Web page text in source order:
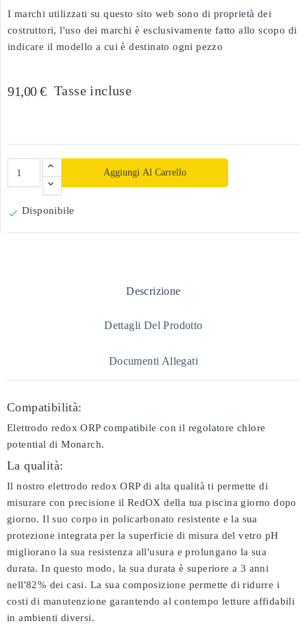
I marchi utilizzati su questo sito web sono di proprietà dei
costruttori, l'uso dei marchi è esclusivamente fatto allo scopo di
indicare il modello a cui è destinato ogni pezzo
91,00 € Tasse incluse
Aggiungi Al Carrello
 Disponibile
Descrizione
Dettagli Del Prodotto
Documenti Allegati
Compatibilità:
Elettrodo redox ORP compatibile con il regolatore chlore
potential di Monarch.
La qualità:
Il nostro elettrodo redox ORP di alta qualità ti permette di
misurare con precisione il RedOX della tua piscina giorno dopo
giorno. Il suo corpo in policarbonato resistente e la sua
protezione integrata per la superficie di misura del vetro pH
migliorano la sua resistenza all'usura e prolungano la sua
durata. In questo modo, la sua durata è superiore a 3 anni
nell'82% dei casi. La sua composizione permette di ridurre i
costi di manutenzione garantendo al contempo letture affidabili
in ambienti diversi.